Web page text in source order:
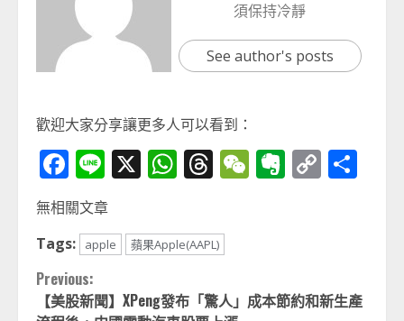
須保持冷靜
See author's posts
歡迎大家分享讓更多人可以看到：
Facebook
Line
X WhatsApp
Threads
WeChat
Evernote
Copy
無相關文章
Tags:
apple 蘋果Apple(AAPL)
Continue
Previous:
【美股新聞】XPeng發布「驚人」成本節約和新生產